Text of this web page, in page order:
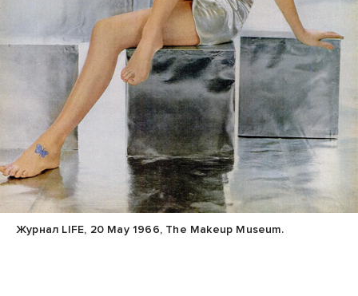
Журнал LIFE, 20 May 1966, The Makeup Museum.